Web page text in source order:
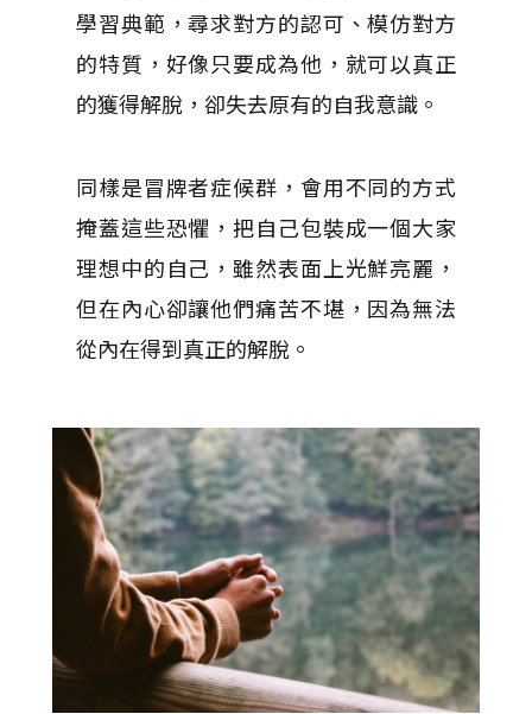
學習典範，尋求對方的認可、模仿對方
的特質，好像只要成為他，就可以真正
的獲得解脫，卻失去原有的自我意識。
同樣是冒牌者症候群，會用不同的方式
掩蓋這些恐懼，把自己包裝成一個大家
理想中的自己，雖然表面上光鮮亮麗，
但在內心卻讓他們痛苦不堪，因為無法
從內在得到真正的解脫。